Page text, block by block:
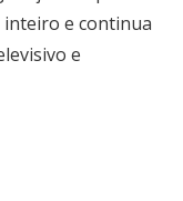
e continua
e